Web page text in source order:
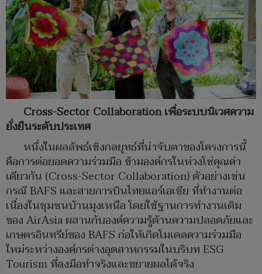
Cross-Sector Collaboration เพื่อระบบนิเวศความ
ยั่งยืนระดับประเทศ
หนึ่งในผลลัพธ์เชิงกลยุทธ์ที่น่าจับตาของโครงการนี้
คือการต่อยอดความร่วมมือ ข้ามองค์กรในห่วงโซ่คุณค่า
เดียวกัน (Cross-Sector Collaboration) ตัวอย่างเช่น
กรณี BAFS และสายการบินไทยแอร์เอเชีย ที่ทำงานต่อ
เนื่องในชุมชนบ้านมุงเหนือ โดยใช้ฐานการทำงานเดิม
ของ AirAsia ผสานกับองค์ความรู้ด้านความปลอดภัยและ
เกษตรอินทรีย์ของ BAFS ก่อให้เกิดโมเดลความร่วมมือ
ใหม่ระหว่างองค์กรต่างอุตสาหกรรมในบริบท ESG
Tourism ที่ลงมือทำจริงและขยายผลได้จริง